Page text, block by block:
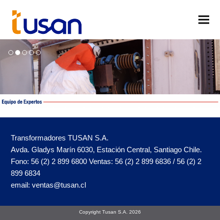
Transformadores TUSAN S.A.
Avda. Gladys Marín 6030, Estación Central, Santiago Chile.
Fono: 56 (2) 2 899 6800 Ventas: 56 (2) 2 899 6836 / 56 (2) 2
899 6834
email: ventas@tusan.cl
Copyright Tusan S.A. 2026